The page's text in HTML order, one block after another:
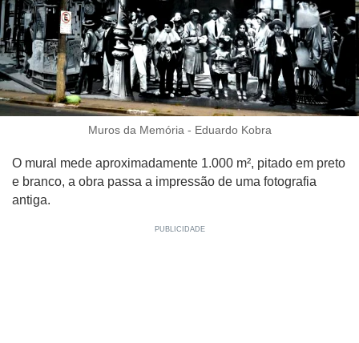
Muros da Memória - Eduardo Kobra
O mural mede aproximadamente 1.000 m², pitado em preto
e branco, a obra passa a impressão de uma fotografia
antiga.